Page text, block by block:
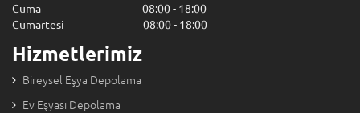
Cuma 08:00 - 18:00
Cumartesi 08:00 - 18:00
Hizmetlerimiz
Bireysel Eşya Depolama
Ev Eşyası Depolama